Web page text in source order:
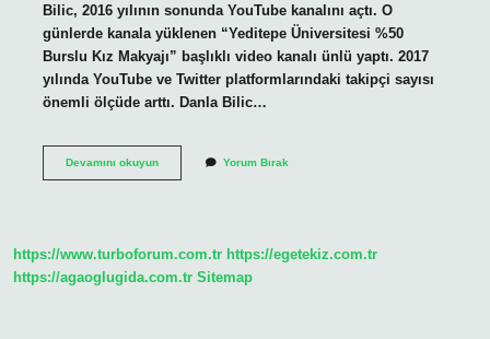
Bilic, 2016 yılının sonunda YouTube kanalını açtı. O
günlerde kanala yüklenen “Yeditepe Üniversitesi %50
Burslu Kız Makyajı” başlıklı video kanalı ünlü yaptı. 2017
yılında YouTube ve Twitter platformlarındaki takipçi sayısı
önemli ölçüde arttı. Danla Bilic…
Devamını okuyunBiliç
Yorum Bırak
https://www.turboforum.com.tr https://egetekiz.com.tr
https://agaoglugida.com.tr Sitemap